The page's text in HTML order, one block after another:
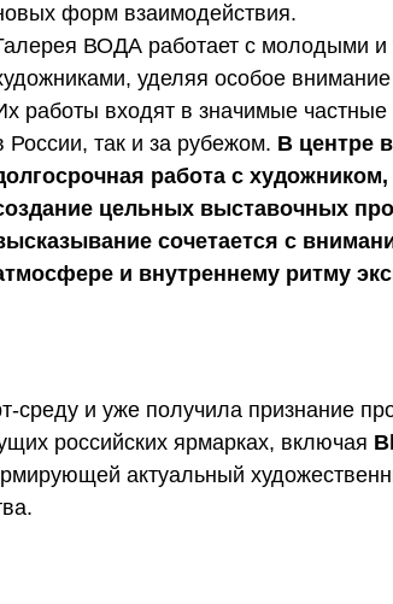
форм взаимодействия.
ВОДА работает с молодыми
уделяя особое
работы входят в значимые частные
России, так и за рубежом. В центре
работа с
цельных выставочных
сочетается с
и внутреннему ритму
и уже получила признание
российских ярмарках, включая
актуальный